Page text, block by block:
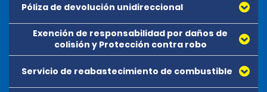
Póliza de devolución unidireccional
Exención de responsabilidad por daños de
colisión y Protección contra robo
Servicio de reabastecimiento de combustible